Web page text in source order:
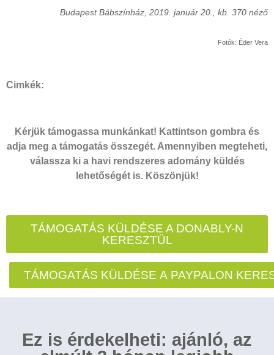
Budapest Bábszínház, 2019. január 20., kb. 370 néző
Fotók: Éder Vera
Cimkék:
Kérjük támogassa munkánkat! Kattintson gombra és
adja meg a támogatás összegét. Amennyiben megteheti,
válassza ki a havi rendszeres adomány küldés
lehetőségét is. Köszönjük!
TÁMOGATÁS KÜLDÉSE A DONABLY-N
KERESZTÜL
TÁMOGATÁS KÜLDÉSE A PAYPALON
Ez is érdekelheti: ajánló, az